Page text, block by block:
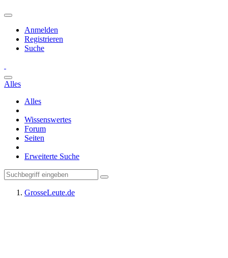
Anmelden
Registrieren
Suche
Alles
Alles
Wissenswertes
Forum
Seiten
Erweiterte Suche
GrosseLeute.de